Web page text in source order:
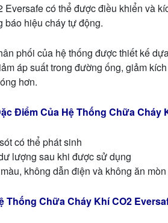
Eversafe có thể được điều khiển và
báo hiệu cháy tự động.
phối của hệ thống được thiết kế
áp suất trong đường ống, giảm
hơn.
Điểm Của Hệ Thống Chữa Cháy
có thể phát sinh
lượng sau khi được sử dụng
không dẫn điện và không ăn
Thống Chữa Cháy Khí CO2